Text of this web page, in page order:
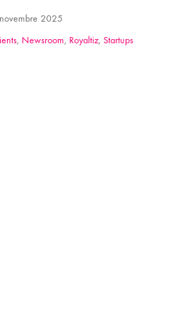
2025
, Newsroom, Royaltiz, Startups